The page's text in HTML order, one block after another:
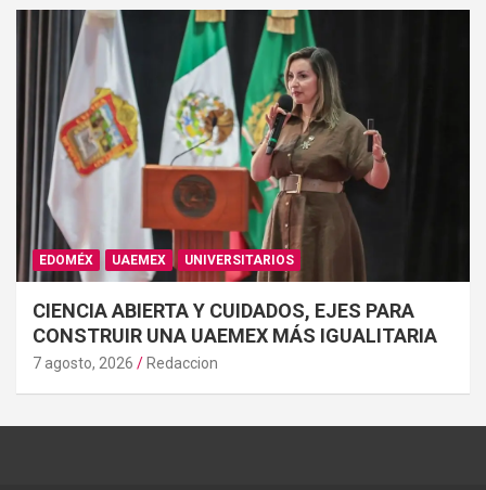
EDOMÉX UAEMEX UNIVERSITARIOS
CIENCIA ABIERTA Y CUIDADOS, EJES PARA
CONSTRUIR UNA UAEMEX MÁS IGUALITARIA
7 agosto, 2026 Redaccion